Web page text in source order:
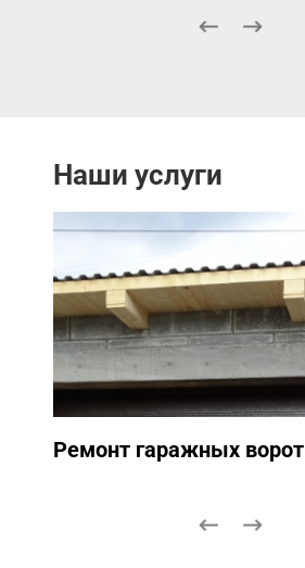
Наши услуги
Ремонт гаражных ворот